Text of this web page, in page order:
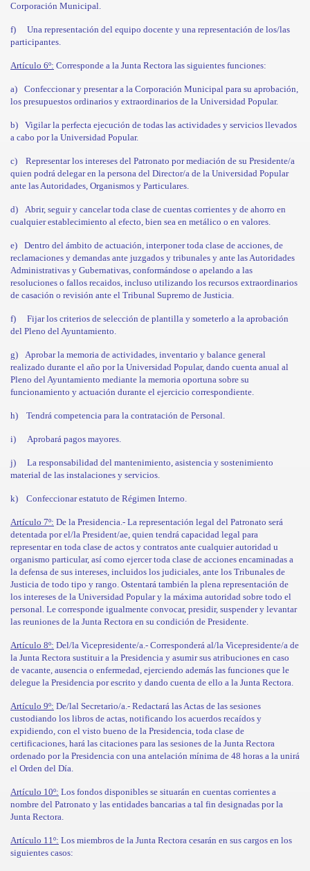
Corporación Municipal.
f)
Una representación del equipo docente y una representación de los/las
participantes.
Artículo 6º: Corresponde a la Junta Rectora las siguientes funciones:
a)
Confeccionar y presentar a la Corporación Municipal para su aprobación,
los presupuestos ordinarios y extraordinarios de la Universidad Popular.
b)
Vigilar la perfecta ejecución de todas las actividades y servicios llevados
a cabo por la Universidad Popular.
c)
Representar los intereses del Patronato por mediación de su Presidente/a
quien podrá delegar en la persona del Director/a de la Universidad Popular
ante las Autoridades, Organismos y Particulares.
d)
Abrir, seguir y cancelar toda clase de cuentas corrientes y de ahorro en
cualquier establecimiento al efecto, bien sea en metálico o en valores.
e)
Dentro del ámbito de actuación, interponer toda clase de acciones, de
reclamaciones y demandas ante juzgados y tribunales y ante las Autoridades
Administrativas y Gubernativas, conformándose o apelando a las
resoluciones o fallos recaidos, incluso utilizando los recursos extraordinarios
de casación o revisión ante el Tribunal Supremo de Justicia.
f)
Fijar los criterios de selección de plantilla y someterlo a la aprobación
del Pleno del Ayuntamiento.
g)
Aprobar la memoria de actividades, inventario y balance general
realizado durante el año por la Universidad Popular, dando cuenta anual al
Pleno del Ayuntamiento mediante la memoria oportuna sobre su
funcionamiento y actuación durante el ejercicio correspondiente.
h) Tendrá competencia para la contratación de Personal.
i) Aprobará pagos mayores.
j)
La responsabilidad del mantenimiento, asistencia y sostenimiento
material de las instalaciones y servicios.
k) Confeccionar estatuto de Régimen Interno.
Artículo 7º: De la Presidencia.- La representación legal del Patronato será
detentada por el/la President/ae, quien tendrá capacidad legal para
representar en toda clase de actos y contratos ante cualquier autoridad u
organismo particular, así como ejercer toda clase de acciones encaminadas a
la defensa de sus intereses, incluidos los judiciales, ante los Tribunales de
Justicia de todo tipo y rango. Ostentará también la plena representación de
los intereses de la Universidad Popular y la máxima autoridad sobre todo el
personal. Le corresponde igualmente convocar, presidir, suspender y levantar
las reuniones de la Junta Rectora en su condición de Presidente.
Artículo 8º: Del/la Vicepresidente/a.- Corresponderá al/la Vicepresidente/a de
la Junta Rectora sustituir a la Presidencia y asumir sus atribuciones en caso
de vacante, ausencia o enfermedad, ejerciendo además las funciones que le
delegue la Presidencia por escrito y dando cuenta de ello a la Junta Rectora.
Artículo 9º: De/lal Secretario/a.- Redactará las Actas de las sesiones
custodiando los libros de actas, notificando los acuerdos recaídos y
expidiendo, con el visto bueno de la Presidencia, toda clase de
certificaciones, hará las citaciones para las sesiones de la Junta Rectora
ordenado por la Presidencia con una antelación mínima de 48 horas a la unirá
el Orden del Día.
Artículo 10º: Los fondos disponibles se situarán en cuentas corrientes a
nombre del Patronato y las entidades bancarias a tal fin designadas por la
Junta Rectora.
Artículo 11º: Los miembros de la Junta Rectora cesarán en sus cargos en los
siguientes casos: